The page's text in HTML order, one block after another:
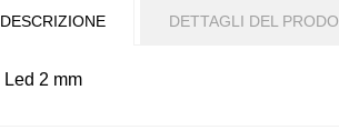
DESCRIZIONE DETTAGLI DEL
Led 2 mm